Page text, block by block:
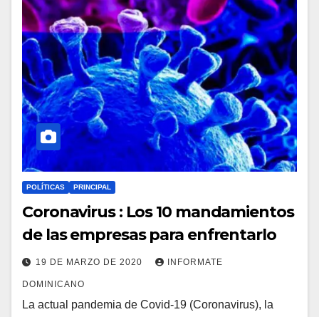
POLÍTICAS PRINCIPAL
Coronavirus : Los 10 mandamientos
de las empresas para enfrentarlo
19 DE MARZO DE 2020 INFORMATE
DOMINICANO
La actual pandemia de Covid-19 (Coronavirus), la